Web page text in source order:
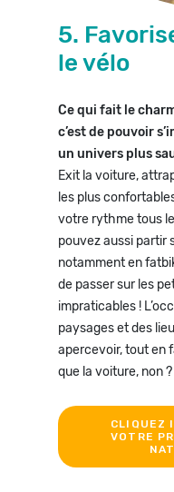
5.
le vélo
Ce qui fait le
c’est de pouvoir
un univers plus
Exit la voiture,
les plus
votre rythme tous
pouvez aussi partir
notamment en
de passer sur les
impraticables !
paysages et des
apercevoir, tout en
que la voiture, non ?
CLIQUEZ
VOTRE